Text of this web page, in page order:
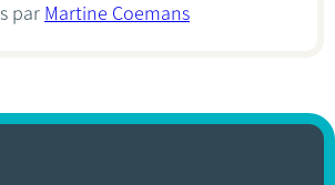
par Martine Coemans